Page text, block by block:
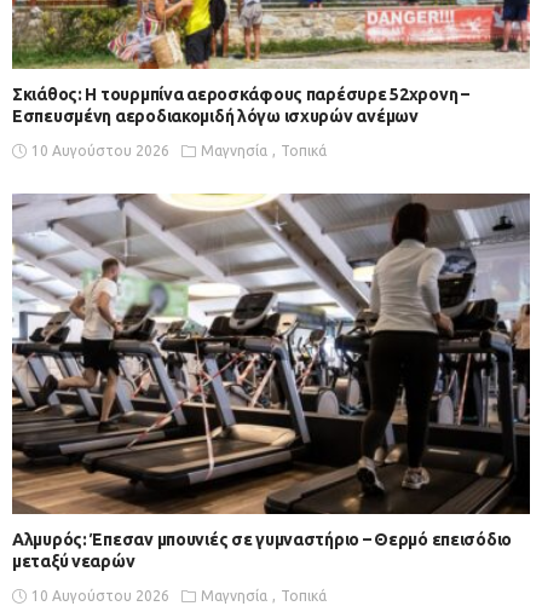
Σκιάθος: Η τουρμπίνα αεροσκάφους παρέσυρε 52χρονη –
Εσπευσμένη αεροδιακομιδή λόγω ισχυρών ανέμων
10 Αυγούστου 2026 Μαγνησία Τοπικά
Αλμυρός: Έπεσαν μπουνιές σε γυμναστήριο – Θερμό επεισόδιο
μεταξύ νεαρών
10 Αυγούστου 2026 Μαγνησία Τοπικά